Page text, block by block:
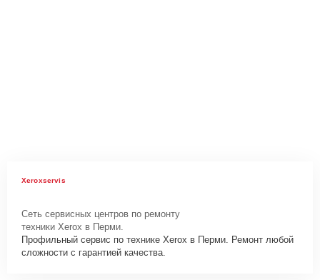
Xeroxservis
Сеть сервисных центров по ремонту
техники Xerox в Перми.
Профильный сервис по технике Xerox в Перми. Ремонт любой
сложности с гарантией качества.